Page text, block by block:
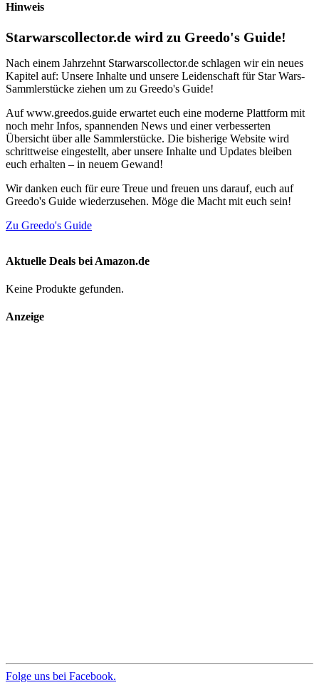
Hinweis
Starwarscollector.de wird zu Greedo's Guide!
Nach einem Jahrzehnt Starwarscollector.de schlagen wir ein neues
Kapitel auf: Unsere Inhalte und unsere Leidenschaft für Star Wars-
Sammlerstücke ziehen um zu Greedo's Guide!
Auf www.greedos.guide erwartet euch eine moderne Plattform mit
noch mehr Infos, spannenden News und einer verbesserten
Übersicht über alle Sammlerstücke. Die bisherige Website wird
schrittweise eingestellt, aber unsere Inhalte und Updates bleiben
euch erhalten – in neuem Gewand!
Wir danken euch für eure Treue und freuen uns darauf, euch auf
Greedo's Guide wiederzusehen. Möge die Macht mit euch sein!
Zu Greedo's Guide
Aktuelle Deals bei Amazon.de
Keine Produkte gefunden.
Anzeige
Folge uns bei Facebook.